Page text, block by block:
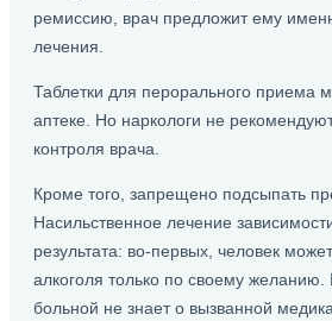
ремиссию, врач предложит ему
лечения.
Таблетки для перорального приема
аптеке. Но наркологи не
контроля врача.
Кроме того, запрещено подсыпать
Насильственное лечение
результата: во-первых, человек
алкоголя только по своему желанию.
больной не знает о вызванной